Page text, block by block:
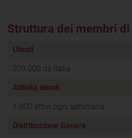
Struttura dei membri di
Utenti
209.000 da Italia
Attività utenti
1.000 attivi ogni settimana
Distribuzione Genere